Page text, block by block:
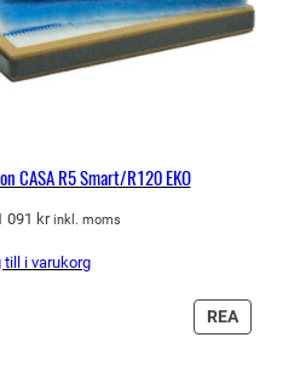
CASA R5 Smart/R120 EKO
091 krDet
priset
inkl. moms
till i varukorg
REA
PÅ